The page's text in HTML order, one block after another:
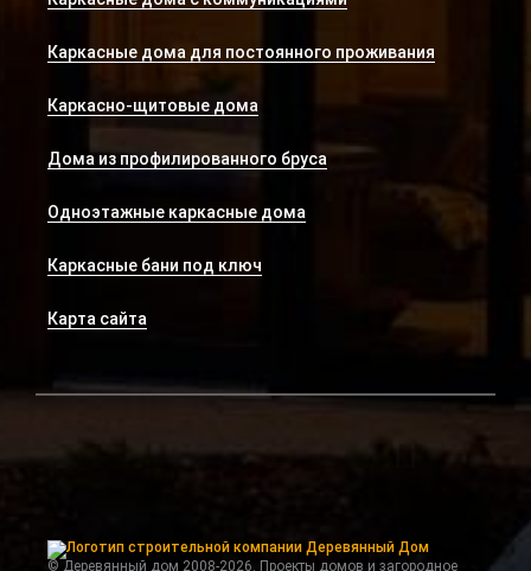
Каркасные дома для постоянного проживания
Каркасно-щитовые дома
Дома из профилированного бруса
Одноэтажные каркасные дома
Каркасные бани под ключ
Карта сайта
© Деревянный дом 2008-2026. Проекты домов и загородное